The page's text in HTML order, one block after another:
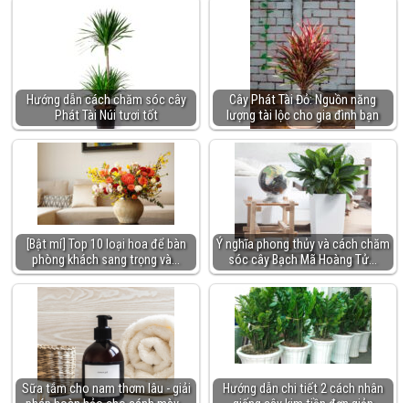
Hướng dẫn cách chăm sóc cây
Phát Tài Núi tươi tốt
Cây Phát Tài Đỏ: Nguồn năng
lượng tài lộc cho gia đình bạn
[Bật mí] Top 10 loại hoa để bàn
phòng khách sang trọng và…
Ý nghĩa phong thủy và cách chăm
sóc cây Bạch Mã Hoàng Tử…
Sữa tắm cho nam thơm lâu - giải
Hướng dẫn chi tiết 2 cách nhân